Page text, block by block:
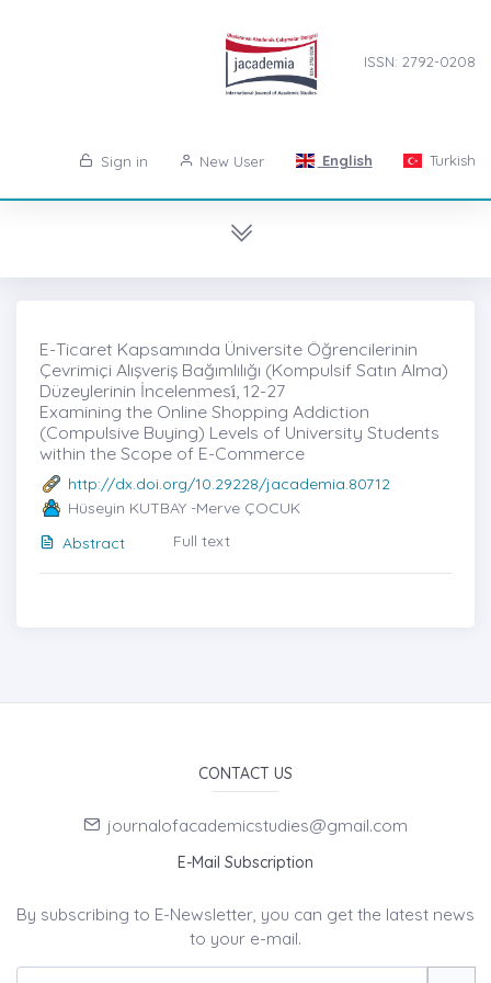
ISSN: 2792-0208
Sign in New User English Turkish
E-Ticaret Kapsamında Üniversite Öğrencilerinin
Çevrimiçi Alışveriş Bağımlılığı (Kompulsif Satın Alma)
Düzeylerinin İncelenmesi̇, 12-27
Examining the Online Shopping Addiction
(Compulsive Buying) Levels of University Students
within the Scope of E-Commerce
http://dx.doi.org/10.29228/jacademia.80712
Hüseyin KUTBAY -Merve ÇOCUK
Abstract
Full text
CONTACT US
journalofacademicstudies@gmail.com
E-Mail Subscription
By subscribing to E-Newsletter, you can get the latest news
to your e-mail.